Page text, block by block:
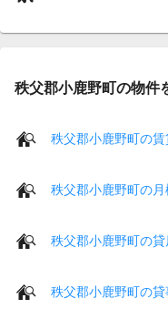
秩父郡小鹿野町の物件
秩父郡小鹿野町の
秩父郡小鹿野町の
秩父郡小鹿野町の貸
秩父郡小鹿野町の